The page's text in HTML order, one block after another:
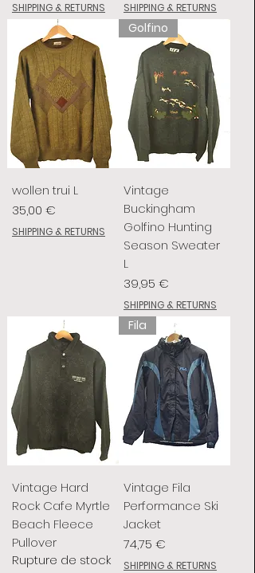
SHIPPING & RETURNS SHIPPING & RETURNS
wollen trui L
Prix
35,00 €
SHIPPING & RETURNS
Golfino
Vintage
Buckingham
Golfino Hunting
Season Sweater
L
Prix
39,95 €
SHIPPING & RETURNS
Vintage Hard
Rock Cafe Myrtle
Beach Fleece
Pullover
Rupture de stock
Fila
Vintage Fila
Performance Ski
Jacket
Prix
74,75 €
SHIPPING & RETURNS